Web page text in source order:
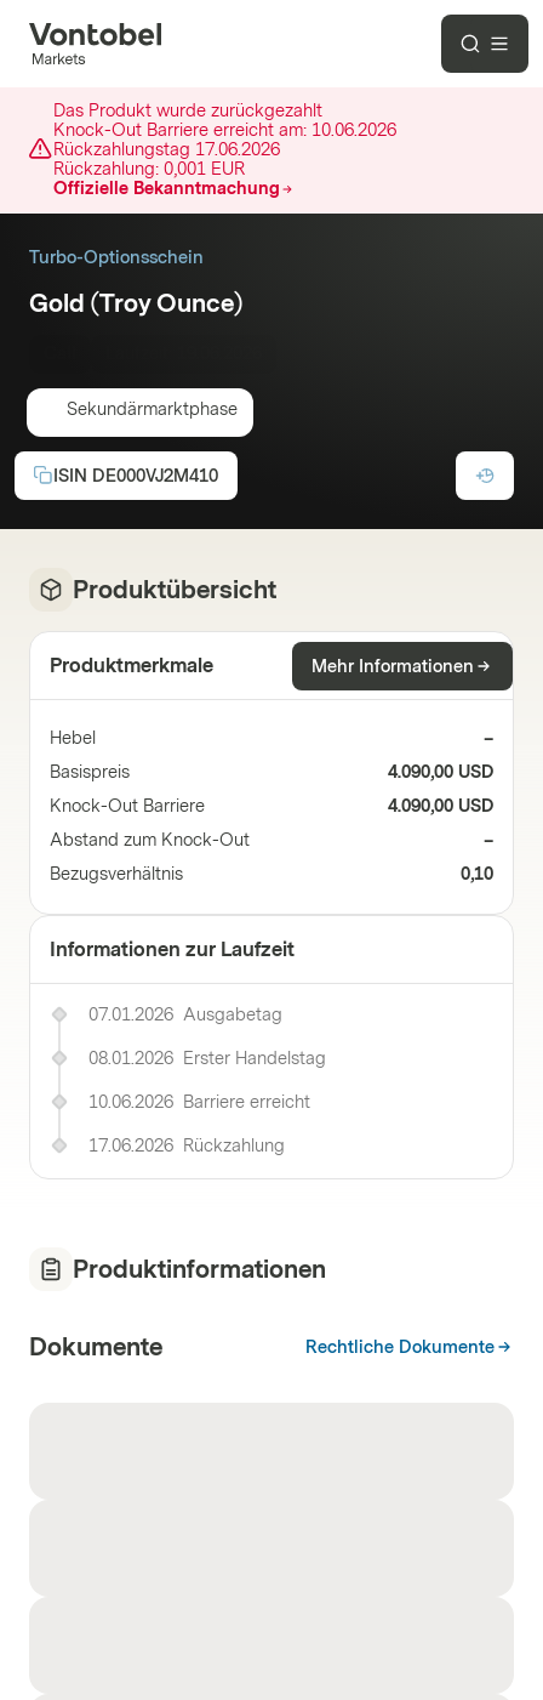
Das Produkt wurde zurückgezahlt
Knock-Out Barriere erreicht am: 10.06.2026
Rückzahlungstag 17.06.2026
Rückzahlung: 0,001 EUR
Offizielle Bekanntmachung
Turbo-Optionsschein
Gold (Troy Ounce)
Sekundärmarktphase
ISIN DE000VJ2M410
Produktübersicht
Produktmerkmale Mehr Informationen
Hebel
–
Basispreis
4.090,00 USD
Knock-Out Barriere
4.090,00 USD
Abstand zum Knock-Out
–
Bezugsverhältnis
0,10
Informationen zur Laufzeit
07.01.2026 Ausgabetag
08.01.2026 Erster Handelstag
10.06.2026 Barriere erreicht
17.06.2026 Rückzahlung
Produktinformationen
Dokumente Rechtliche Dokumente